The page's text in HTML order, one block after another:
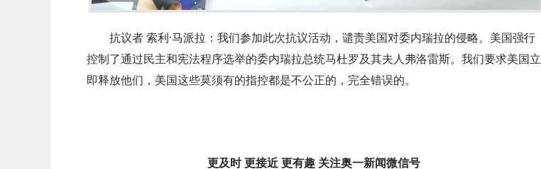
抗议者 索利·马派拉：我们参加此次抗议活动，谴责美国对委内瑞拉的侵略。美国强行
控制了通过民主和宪法程序选举的委内瑞拉总统马杜罗及其夫人弗洛雷斯。我们要求美国立
即释放他们，美国这些莫须有的指控都是不公正的，完全错误的。
更及时 更接近 更有趣 关注奥一新闻微信号